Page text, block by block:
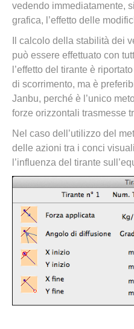
vedendo immediatamente,
grafica, l’effetto delle
Il calcolo della stabilità dei
può essere effettuato con
l’effetto del tirante è
di scorrimento, ma è
Janbu, perché è l’unico
forze orizzontali trasmesse
Nel caso dell’utilizzo del
delle azioni tra i conci
l’influenza del tirante